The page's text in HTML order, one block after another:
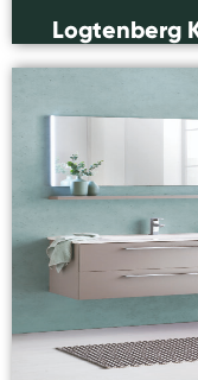
Logtenberg